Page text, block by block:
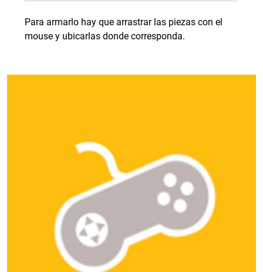
Para armarlo hay que arrastrar las piezas con el
mouse y ubicarlas donde corresponda.